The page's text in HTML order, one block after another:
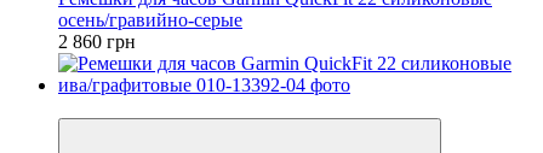
осень/гравийно-серые
2 860 грн